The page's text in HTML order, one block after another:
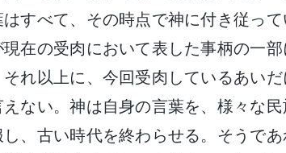
はすべて、その時点で神に付き従っ
現在の受肉において表した事柄の一
それ以上に、今回受肉しているあい
えない。神は自身の言葉を、様々な
、古い時代を終わらせる。そうで